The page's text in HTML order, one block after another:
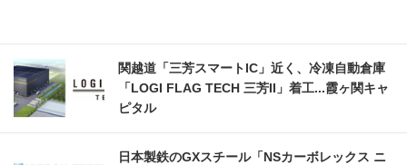
関越道「三芳スマートIC」近く、冷凍自動倉庫
「LOGI FLAG TECH 三芳II」着工...霞ヶ関キャ
ピタル
日本製鉄のGXスチール「NSカーボレックス ニ